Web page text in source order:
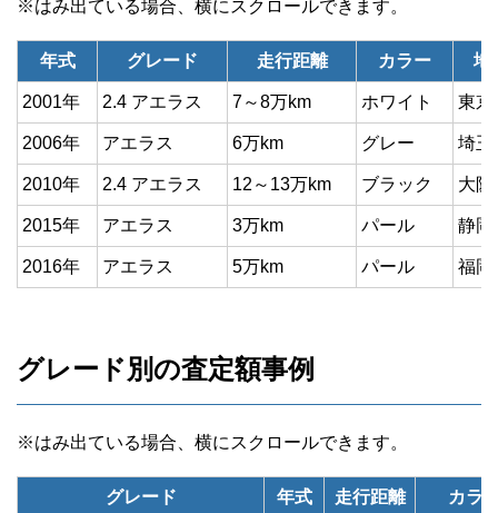
年式 グレード 走行距離 カラー 地
2001年 2.4 アエラス 7～8万km ホワイト 東京
2006年 アエラス 6万km グレー 埼玉
2010年 2.4 アエラス 12～13万km ブラック 大阪
2015年 アエラス 3万km パール 静岡
2016年 アエラス 5万km パール 福岡
グレード別の査定額事例
グレード 年式 走行距離 カラ